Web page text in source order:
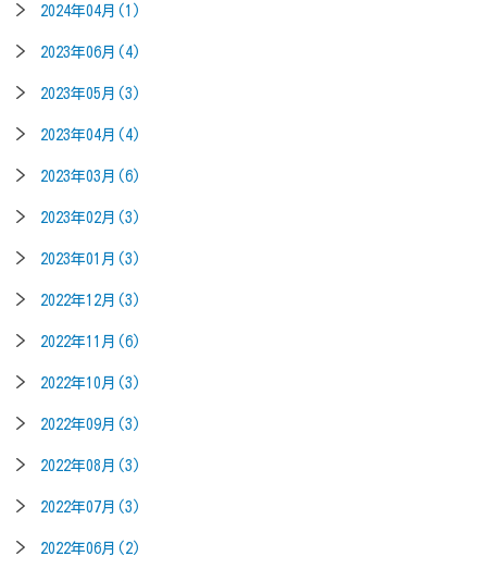
2024年04月(1)
2023年06月(4)
2023年05月(3)
2023年04月(4)
2023年03月(6)
2023年02月(3)
2023年01月(3)
2022年12月(3)
2022年11月(6)
2022年10月(3)
2022年09月(3)
2022年08月(3)
2022年07月(3)
2022年06月(2)